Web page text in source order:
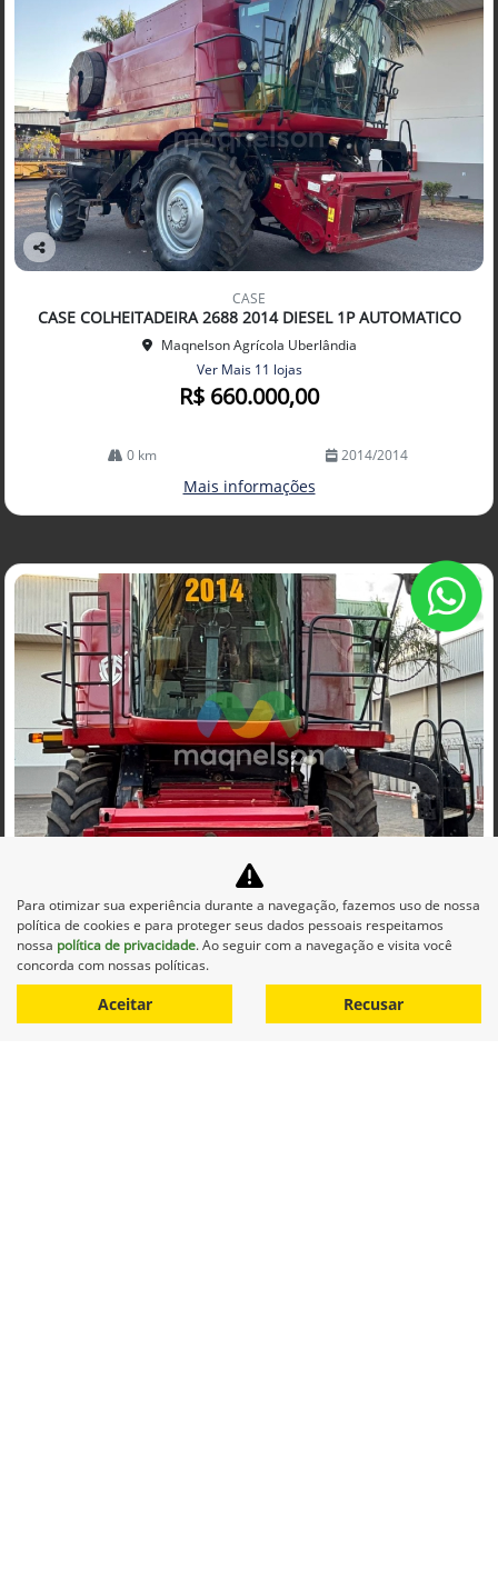
Co
arti
lhe
CASE
CASE COLHEITADEIRA 2688 2014 DIESEL 1P AUTOMATICO
Maqnelson Agrícola Uberlândia
Ver Mais 11 lojas
R$ 660.000,00
0 km 2014/2014
Mais informações
mp
arti
lhe
CASE
CASE COLHEITADEIRA 2688 2014 DIESEL 1P AUTOMATICO
Maqnelson Agrícola Uberlândia
Ver Mais 11 lojas
Para otimizar sua experiência durante a navegação, fazemos uso de nossa
política de cookies e para proteger seus dados pessoais respeitamos
nossa política de privacidade. Ao seguir com a navegação e visita você
concorda com nossas políticas.
Aceitar Recusar